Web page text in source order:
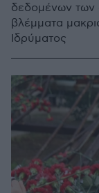
δεδομένων των
βλέμματα
Ιδρύματος